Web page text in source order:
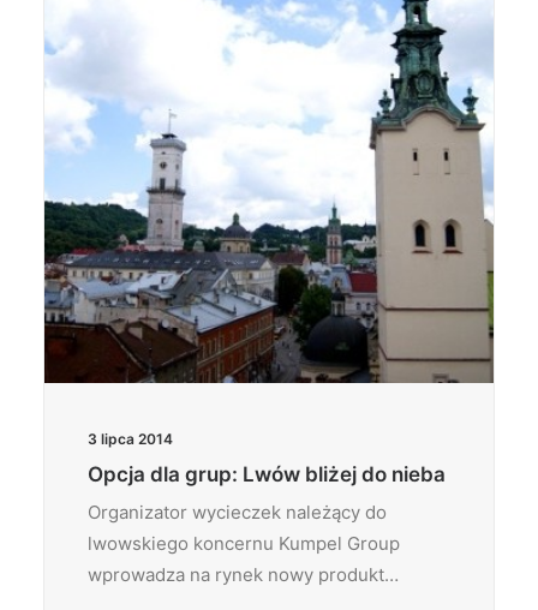
Wyszukiwanie
3 lipca 2014
Opcja dla grup: Lwów bliżej do nieba
Organizator wycieczek należący do
lwowskiego koncernu Kumpel Group
wprowadza na rynek nowy produkt…